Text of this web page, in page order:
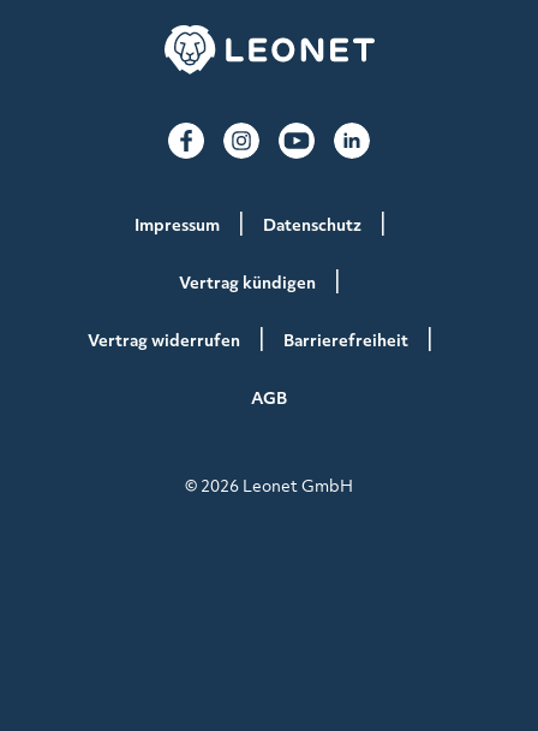
Impressum Datenschutz
Vertrag kündigen
Vertrag widerrufen Barrierefreiheit
AGB
© 2026 Leonet GmbH